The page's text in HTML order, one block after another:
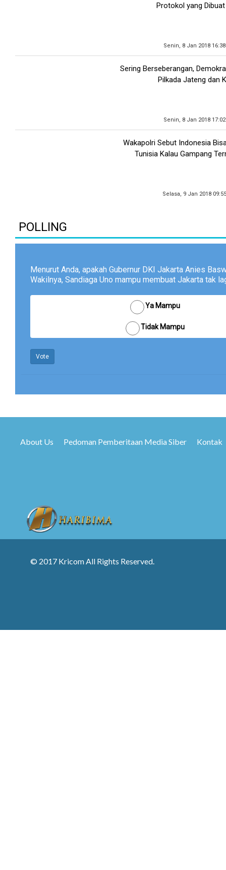
Protokol yang
Senin, 8 Jan 2018
Sering Berseberangan,
Pilkada Jateng dan
Senin, 8 Jan 2018
Wakapolri Sebut Indonesia
Tunisia Kalau Gampang
Selasa, 9 Jan 2018
POLLING
Menurut Anda, apakah Gubernur DKI Jakarta Anies
Wakilnya, Sandiaga Uno mampu membuat Jakarta tak
Ya Mampu
Tidak Mampu
Vote
About Us Pedoman Pemberitaan Media Siber Kontak
© 2017 Kricom All Rights Reserved.